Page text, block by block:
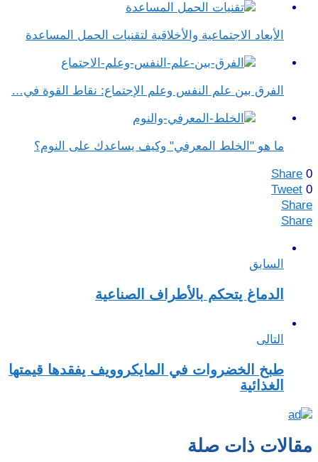
الأبعاد الاجتماعية والأخلاقية لتقنيات الحمل المساعدة
الفرق بين علم النفس وعلم الإجتماع​: نقاط القوة في…
ما هو "الخلط المعرفي" وكيف يساعدك على النوم؟
Share 0
Tweet 0
Share
Share
السابق
الدماغ يتحكم بالأطراف الصناعية
التالى
طبخ الخضروات في المايكروويف يفقدها قيمتها
الغذائية
مقالات ذات صلة